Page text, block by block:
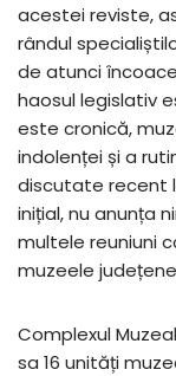
acestei reviste,
rândul
de atunci
haosul legislativ
este cronică,
indolenței și a
discutate recent
inițial, nu anunța
multele reuniuni
muzeele
Complexul
sa 16 unități